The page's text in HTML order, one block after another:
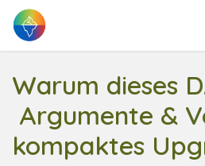
Zum Inhalt springen
Warum dieses
Argumente &
kompaktes